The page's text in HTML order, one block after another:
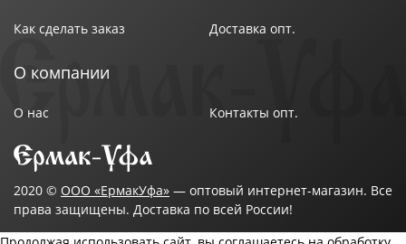
Как сделать заказ Доставка опт.
О компании
О нас Контакты опт.
2020 © ООО «ЕрмакУфа» — оптовый интернет-магазин. Все
права защищены. Доставка по всей России!